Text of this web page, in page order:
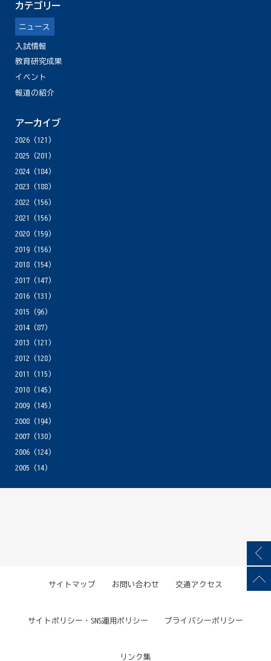
カテゴリー
ニュース
入試情報
教育研究成果
イベント
報道の紹介
アーカイブ
2026(121)
2025 (201)
2024(184)
2023 (188)
2022 (156)
2021
(156)
2020(159)
2019(156)
2018(154)
2017(147)
2016(131)
2015 (96)
2014(87)
2013 (121)
2012 (128)
2011
(115)
2010(145)
2009(145)
2008(194)
2007(130)
2006(124)
2005 (14)
サイトマップ お問い合わせ 交通アクセス
サイトポリシー・SNS運用ポリシー プライバシーポリシー
リンク集